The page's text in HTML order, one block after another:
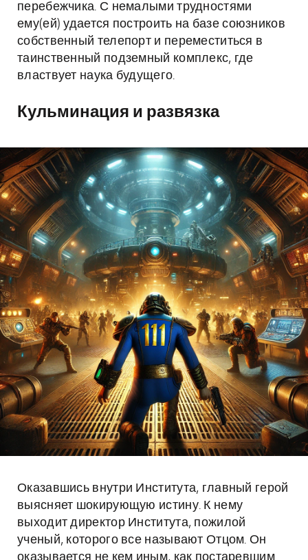
перебежчика. С немалыми трудностями
ему(ей) удается построить на базе союзников
собственный телепорт и переместиться в
таинственный подземный комплекс, где
властвует наука будущего.
Кульминация и развязка
Оказавшись внутри Института, главный герой
выясняет шокирующую истину. К нему
выходит директор Института, пожилой
ученый, которого все называют Отцом. Он
оказывается не кем иным, как постаревшим